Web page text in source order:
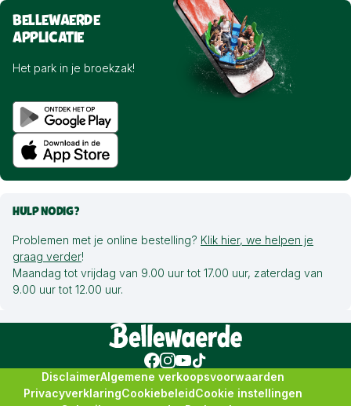
BELLEWAERDE
APPLICATIE
Het park in je broekzak!
HULP NODIG?
Problemen met je online bestelling? Klik hier, we helpen je
graag verder!
Maandag tot vrijdag van 9.00 uur tot 17.00 uur, zaterdag van
9.00 uur tot 12.00 uur.
DisclaimerAlgemene verkoopsvoorwaarden
PrivacyverklaringCookiebeleidCookie instellingen